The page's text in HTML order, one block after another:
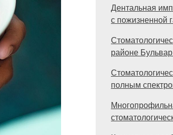
Дентальная
с пожизненной
районе
полным